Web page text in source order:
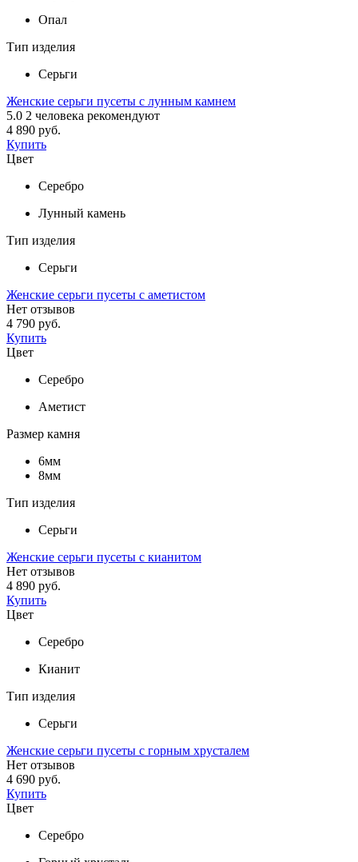
Опал
Тип изделия
Серьги
Женские серьги пусеты с лунным камнем
5.0 2 человека рекомендуют
4 890 руб.
Купить
Цвет
Серебро
Лунный камень
Тип изделия
Серьги
Женские серьги пусеты с аметистом
Нет отзывов
4 790 руб.
Купить
Цвет
Серебро
Аметист
Размер камня
6мм
8мм
Тип изделия
Серьги
Женские серьги пусеты с кианитом
Нет отзывов
4 890 руб.
Купить
Цвет
Серебро
Кианит
Тип изделия
Серьги
Женские серьги пусеты с горным хрусталем
Нет отзывов
4 690 руб.
Купить
Цвет
Серебро